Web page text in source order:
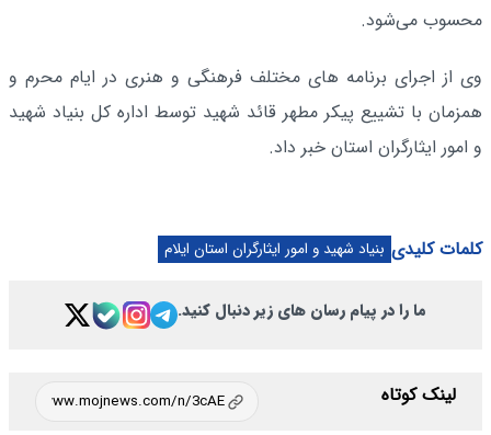
محسوب می‌شود.
وی از اجرای برنامه های مختلف فرهنگی و هنری در ایام محرم و
همزمان با تشییع پیکر مطهر قائد شهید توسط اداره کل بنیاد شهید
و امور ایثارگران استان خبر داد.
کلمات کلیدی بنیاد شهید و امور ایثارگران استان ایلام
ما را در پیام رسان های زیر دنبال کنید.
لینک کوتاه